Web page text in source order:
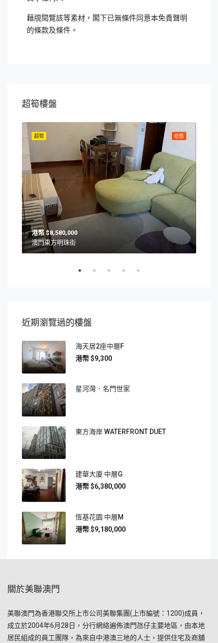
藉覑閱覽該等素材，閣下已無條件同意本免責聲明
的條款及條件。
超筍樓盤
在售
超筍
$8,580,000
澳門東方明珠街
近期瀏覽過的樓盤
海天居2座中層F
$9,300
星河灣．名門世家
東方海岸 WATERFRONT DUET
建華大廈 中層G
$6,380,000
恆基花園 中層M
$9,180,000
關於美聯澳門
美聯澳門為香港聯交所上市公司美聯集團(上市編號：1200)成員，
成立於2004年6月28日，分行網絡遍佈澳門氹仔主要地區，由本地
居民組成的員工團隊，為來自中港澳三地的人士，提供住宅及商舖